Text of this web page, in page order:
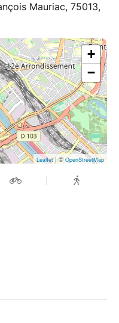
Mauriac, 75013,
+
−
Leaflet| ©OpenStreetMap